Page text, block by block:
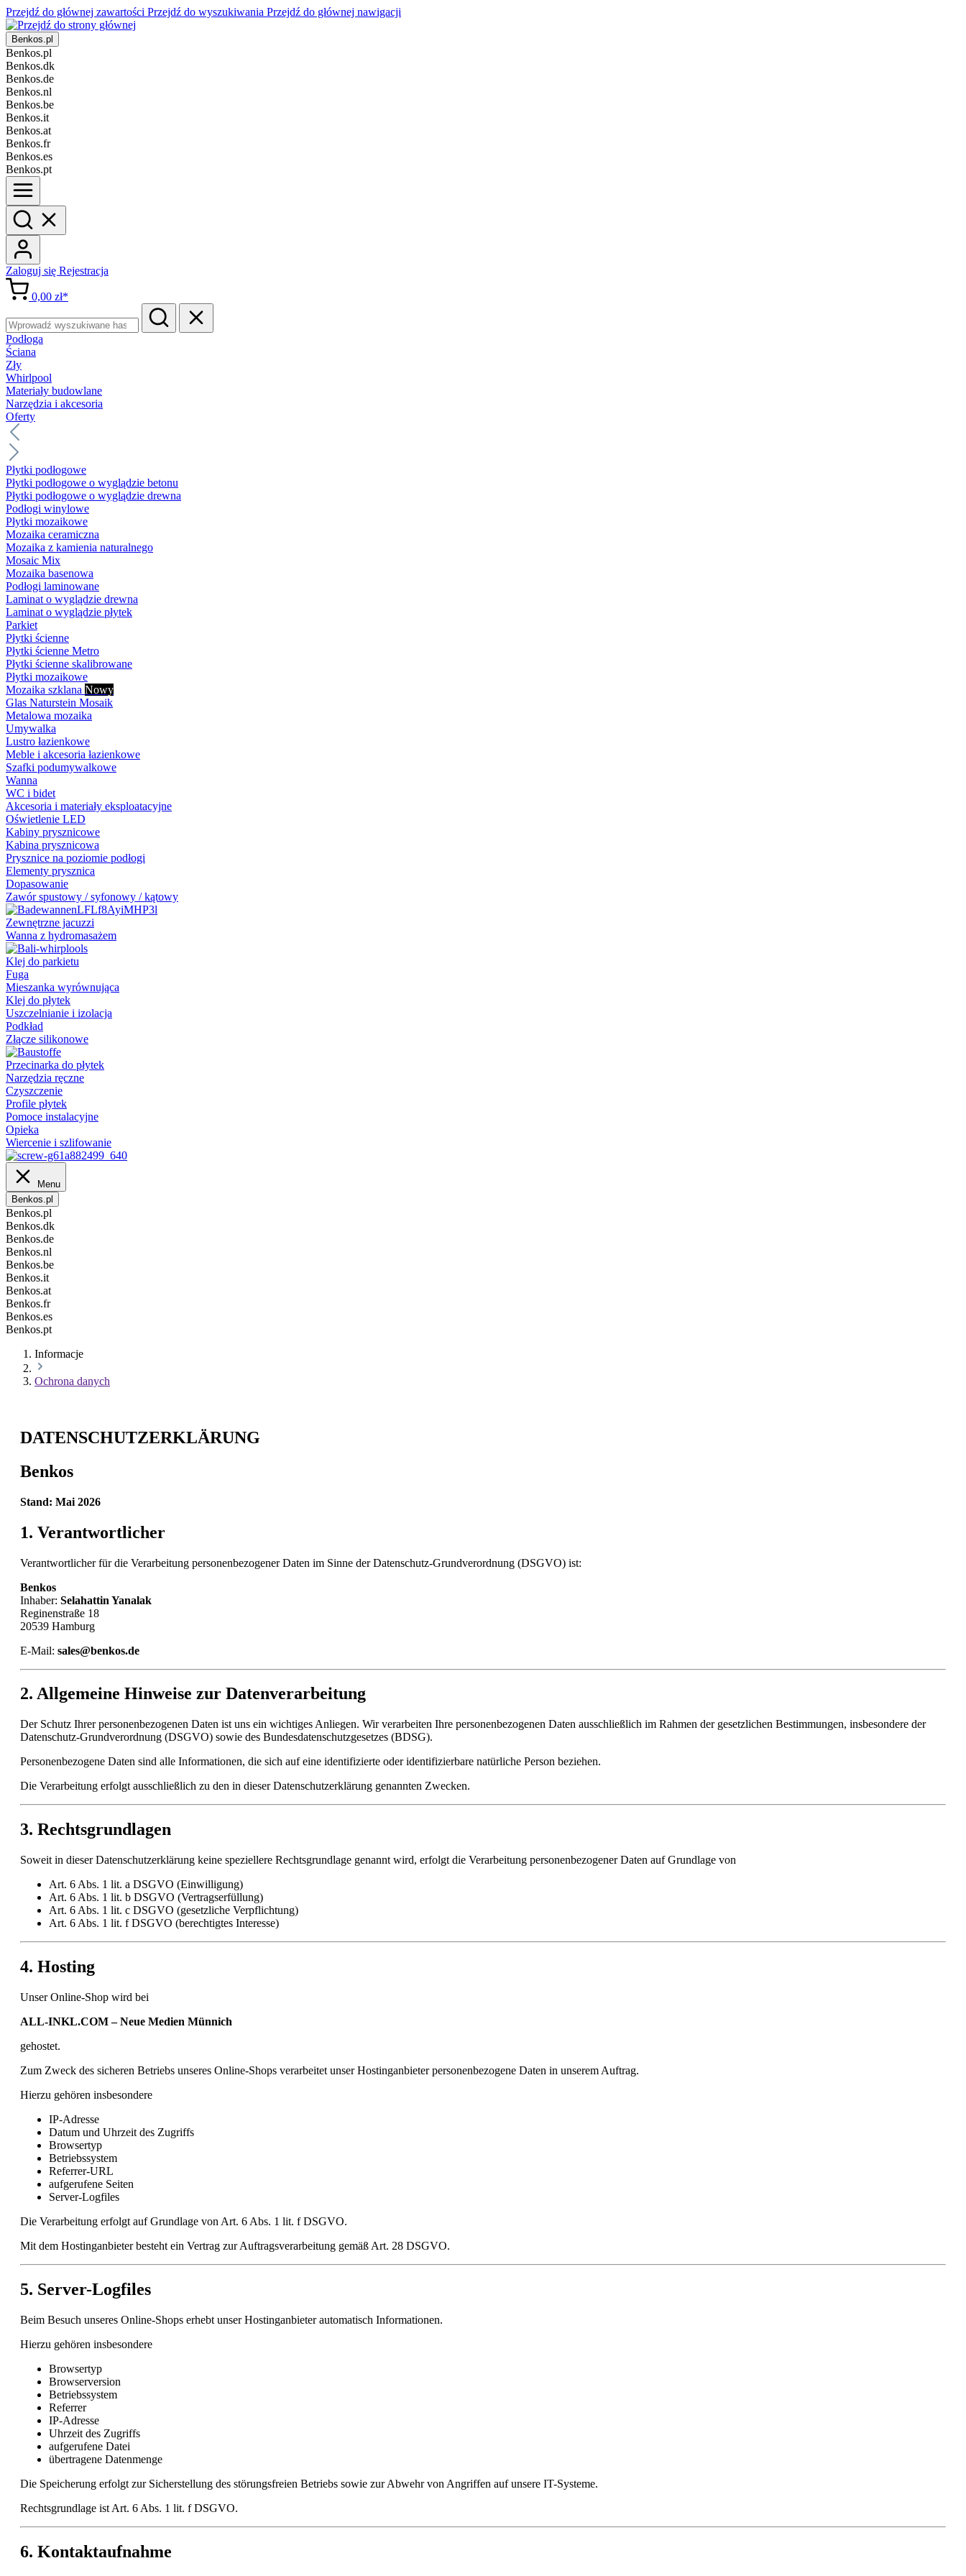
Przejdź do głównej zawartości Przejdź do wyszukiwania Przejdź do głównej nawigacji
Benkos.pl
Benkos.pl
Benkos.dk
Benkos.de
Benkos.nl
Benkos.be
Benkos.it
Benkos.at
Benkos.fr
Benkos.es
Benkos.pt
Zaloguj się Rejestracja
0,00 zł*
Podłoga
Ściana
Zły
Whirlpool
Materiały budowlane
Narzędzia i akcesoria
Oferty
Płytki podłogowe
Płytki podłogowe o wyglądzie betonu
Płytki podłogowe o wyglądzie drewna
Podłogi winylowe
Płytki mozaikowe
Mozaika ceramiczna
Mozaika z kamienia naturalnego
Mosaic Mix
Mozaika basenowa
Podłogi laminowane
Laminat o wyglądzie drewna
Laminat o wyglądzie płytek
Parkiet
Płytki ścienne
Płytki ścienne Metro
Płytki ścienne skalibrowane
Płytki mozaikowe
Mozaika szklana Nowy
Glas Naturstein Mosaik
Metalowa mozaika
Umywalka
Lustro łazienkowe
Meble i akcesoria łazienkowe
Szafki podumywalkowe
Wanna
WC i bidet
Akcesoria i materiały eksploatacyjne
Oświetlenie LED
Kabiny prysznicowe
Kabina prysznicowa
Prysznice na poziomie podłogi
Elementy prysznica
Dopasowanie
Zawór spustowy / syfonowy / kątowy
Zewnętrzne jacuzzi
Wanna z hydromasażem
Klej do parkietu
Fuga
Mieszanka wyrównująca
Klej do płytek
Uszczelnianie i izolacja
Podkład
Złącze silikonowe
Przecinarka do płytek
Narzędzia ręczne
Czyszczenie
Profile płytek
Pomoce instalacyjne
Opieka
Wiercenie i szlifowanie
Menu
Benkos.pl
Benkos.pl
Benkos.dk
Benkos.de
Benkos.nl
Benkos.be
Benkos.it
Benkos.at
Benkos.fr
Benkos.es
Benkos.pt
Informacje
Ochrona danych
DATENSCHUTZERKLÄRUNG
Benkos
Stand: Mai 2026
1. Verantwortlicher
Verantwortlicher für die Verarbeitung personenbezogener Daten im Sinne der Datenschutz-Grundverordnung (DSGVO) ist:
Benkos
Inhaber: Selahattin Yanalak
Reginenstraße 18
20539 Hamburg
E-Mail: sales@benkos.de
2. Allgemeine Hinweise zur Datenverarbeitung
Der Schutz Ihrer personenbezogenen Daten ist uns ein wichtiges Anliegen. Wir verarbeiten Ihre personenbezogenen Daten ausschließlich im Rahmen der gesetzlichen Bestimmungen, insbesondere der
Datenschutz-Grundverordnung (DSGVO) sowie des Bundesdatenschutzgesetzes (BDSG).
Personenbezogene Daten sind alle Informationen, die sich auf eine identifizierte oder identifizierbare natürliche Person beziehen.
Die Verarbeitung erfolgt ausschließlich zu den in dieser Datenschutzerklärung genannten Zwecken.
3. Rechtsgrundlagen
Soweit in dieser Datenschutzerklärung keine speziellere Rechtsgrundlage genannt wird, erfolgt die Verarbeitung personenbezogener Daten auf Grundlage von
Art. 6 Abs. 1 lit. a DSGVO (Einwilligung)
Art. 6 Abs. 1 lit. b DSGVO (Vertragserfüllung)
Art. 6 Abs. 1 lit. c DSGVO (gesetzliche Verpflichtung)
Art. 6 Abs. 1 lit. f DSGVO (berechtigtes Interesse)
4. Hosting
Unser Online-Shop wird bei
ALL-INKL.COM – Neue Medien Münnich
gehostet.
Zum Zweck des sicheren Betriebs unseres Online-Shops verarbeitet unser Hostinganbieter personenbezogene Daten in unserem Auftrag.
Hierzu gehören insbesondere
IP-Adresse
Datum und Uhrzeit des Zugriffs
Browsertyp
Betriebssystem
Referrer-URL
aufgerufene Seiten
Server-Logfiles
Die Verarbeitung erfolgt auf Grundlage von Art. 6 Abs. 1 lit. f DSGVO.
Mit dem Hostinganbieter besteht ein Vertrag zur Auftragsverarbeitung gemäß Art. 28 DSGVO.
5. Server-Logfiles
Beim Besuch unseres Online-Shops erhebt unser Hostinganbieter automatisch Informationen.
Hierzu gehören insbesondere
Browsertyp
Browserversion
Betriebssystem
Referrer
IP-Adresse
Uhrzeit des Zugriffs
aufgerufene Datei
übertragene Datenmenge
Die Speicherung erfolgt zur Sicherstellung des störungsfreien Betriebs sowie zur Abwehr von Angriffen auf unsere IT-Systeme.
Rechtsgrundlage ist Art. 6 Abs. 1 lit. f DSGVO.
6. Kontaktaufnahme